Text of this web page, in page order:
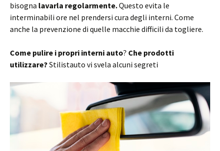
bisogna lavarla regolarmente.Questo evita le
interminabili ore nel prendersi cura degli interni. Come
anche la prevenzione di quelle macchie difficili da togliere.
Come pulire i propri interni auto? Che prodotti
utilizzare? Stilistauto vi svela alcuni segreti